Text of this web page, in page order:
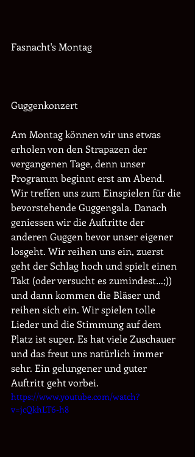
Fasnacht's Montag
Guggenkonzert
Am Montag können wir uns etwas
erholen von den Strapazen der
vergangenen Tage, denn unser
Programm beginnt erst am Abend.
Wir treffen uns zum Einspielen für die
bevorstehende Guggengala. Danach
geniessen wir die Auftritte der
anderen Guggen bevor unser eigener
losgeht. Wir reihen uns ein, zuerst
geht der Schlag hoch und spielt einen
Takt (oder versucht es zumindest…;))
und dann kommen die Bläser und
reihen sich ein. Wir spielen tolle
Lieder und die Stimmung auf dem
Platz ist super. Es hat viele Zuschauer
und das freut uns natürlich immer
sehr. Ein gelungener und guter
Auftritt geht vorbei.
https://www.youtube.com/watch?
v=jcQkhLT6-h8